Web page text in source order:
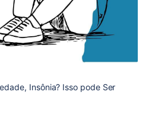
Insônia? Isso pode Ser